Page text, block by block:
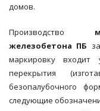
домов.
Производство
железобетона ПБ
маркировку
перекрытия
безопалубочного
следующие